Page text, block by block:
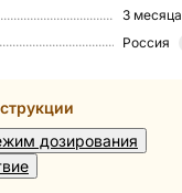
3 месяца
Россия
дозирования